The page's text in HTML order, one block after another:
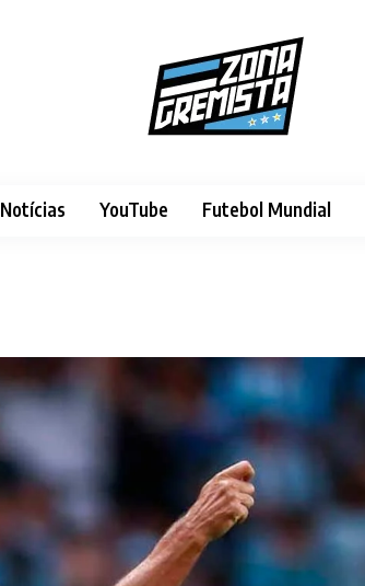
Notícias YouTube Futebol Mundial